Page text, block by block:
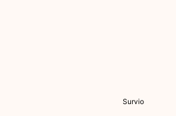
Survio